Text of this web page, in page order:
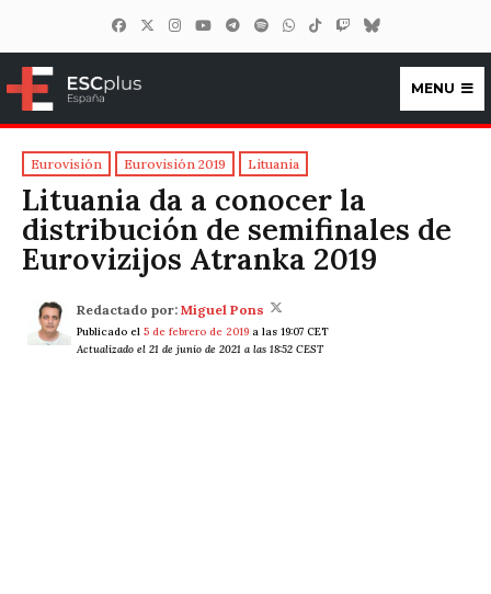
ESCplus España
MENU
Eurovisión Eurovisión 2019 Lituania
Lituania da a conocer la
distribución de semifinales de
Eurovizijos Atranka 2019
Redactado por: Miguel Pons
Publicado el 5 de febrero de 2019 a las 19:07 CET
Actualizado el 21 de junio de 2021 a las 18:52 CEST